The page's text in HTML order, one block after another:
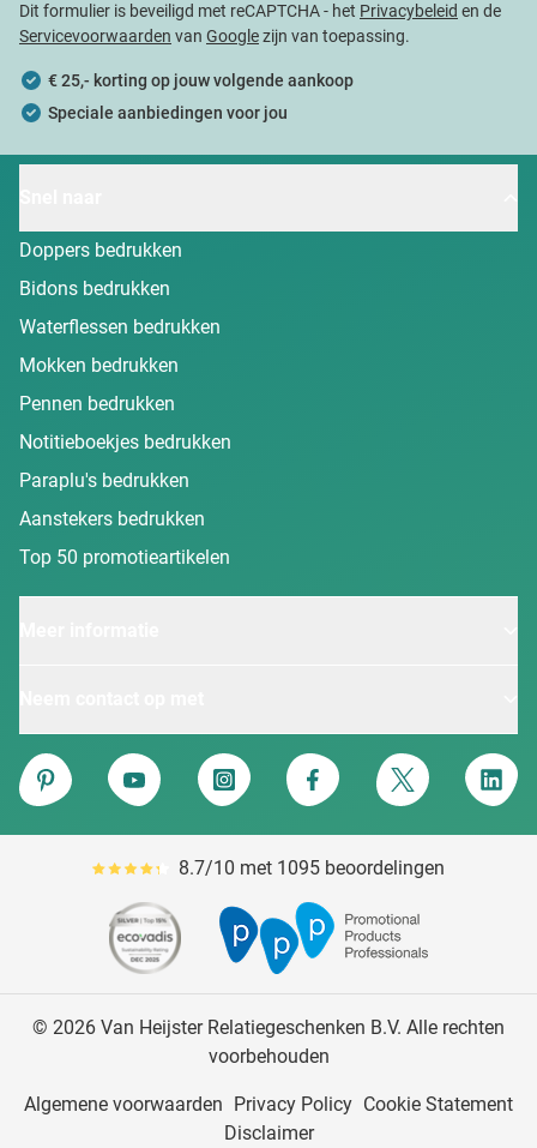
Dit formulier is beveiligd met reCAPTCHA - het Privacybeleid en de
Servicevoorwaarden van Googlezijn van toepassing.
€ 25,- korting op jouw volgende aankoop
Speciale aanbiedingen voor jou
Doppers bedrukken
Bidons bedrukken
Waterflessen bedrukken
Mokken bedrukken
Pennen bedrukken
Notitieboekjes bedrukken
Paraplu's bedrukken
Aanstekers bedrukken
Top 50 promotieartikelen
Van Heijster
Pinterest
YouTube Instagram Facebook Twitter
Gemiddeld reviewpercentage is 87
8.7/10 met 1095 beoordelingen
© 2026 Van Heijster Relatiegeschenken B.V. Alle rechten
voorbehouden
Algemene voorwaarden Privacy Policy Cookie Statement
Disclaimer